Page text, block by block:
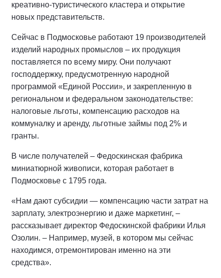
креативно-туристического кластера и открытие
новых представительств.
Сейчас в Подмосковье работают 19 производителей
изделий народных промыслов – их продукция
поставляется по всему миру. Они получают
господдержку, предусмотренную народной
программой «Единой России», и закрепленную в
региональном и федеральном законодательстве:
налоговые льготы, компенсацию расходов на
коммуналку и аренду, льготные займы под 2% и
гранты.
В числе получателей – Федоскинская фабрика
миниатюрной живописи, которая работает в
Подмосковье с 1795 года.
«Нам дают субсидии — компенсацию части затрат на
зарплату, электроэнергию и даже маркетинг, –
рассказывает директор Федоскинской фабрики Илья
Озолин. – Например, музей, в котором мы сейчас
находимся, отремонтирован именно на эти
средства».